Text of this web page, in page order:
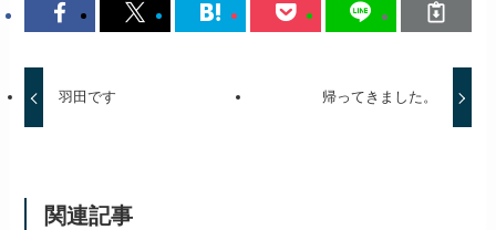
羽田です 帰ってきました。
関連記事